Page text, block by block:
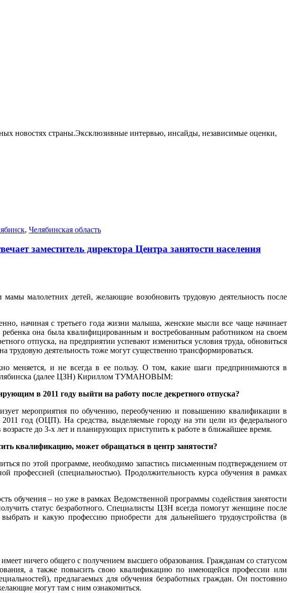
новостях страны.Эксклюзивные интервью, инсайды, независимые оценки,
, Челябинская область
заместитель директора Центра занятости населения
малолетних детей, желающие возобновить трудовую деятельность после
начиная с третьего года жизни малыша, женские мысли все чаще начинает
она была квалифицированным и востребованным работником на своем
отпуска, на предприятии успевают измениться условия труда, обновиться
деятельность тоже могут существенно трансформироваться.
меняется, и не всегда в ее пользу. О том, какие шаги предпринимаются в
Челябинска (далее ЦЗН) Кириллом ТУМАНОВЫМ:
в 2011 году выйти на работу после декретного отпуска?
мероприятия по обучению, переобучению и повышению квалификации в
год (ОЦП). На средства, выделяемые городу на эти цели из федерального
до 3-х лет и планирующих приступить к работе в ближайшее время.
квалификацию, может обращаться в центр занятости?
по этой программе, необходимо запастись письменным подтверждением от
профессией (специальностью). Продолжительность курса обучения в рамках
обучения – но уже в рамках Ведомственной программы содействия занятости
статус безработного. Специалисты ЦЗН всегда помогут женщине после
и какую профессию приобрести для дальнейшего трудоустройства (в
ничего общего с получением высшего образования. Гражданам со статусом
а также повысить свою квалификацию по имеющейся профессии или
предлагаемых для обучения безработных граждан. Он постоянно
могут там с ним ознакомиться.